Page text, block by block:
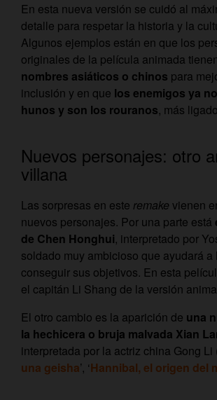
En esta nueva versión se cuidó al
detalle para respetar la historia y la
Algunos ejemplos están en que los
originales de la película animada
nombres asiáticos o chinos para
inclusión y en que los enemigos ya
hunos y son los rouranos, más
Nuevos personajes: otro
villana
Las sorpresas en este remake vienen
nuevos personajes. Por una parte está
de Chen Honghui, interpretado por
soldado muy ambicioso que ayudará a
conseguir sus objetivos. En esta
el capitán Li Shang de la versión
El otro cambio es la aparición de una
la hechicera o bruja malvada Xian
interpretada por la actriz china Gong Li
una geisha’, ‘Hannibal, el origen del